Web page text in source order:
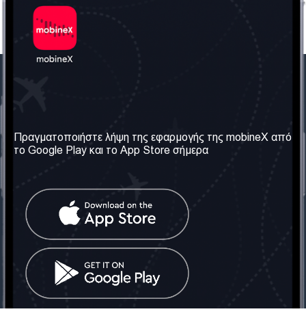
Σχετικά με εμάς
Οι Υπηρεσίες μας
Όροι & Προϋποθέσεις
Πολιτική Απορρήτου
Επικοινωνήστε μαζί μας
Ηνωμένο Βασίλειο: Λονδίνο
Τηλ: +442030340050
info@mobinex.com
Επικοινωνήστε μαζί μας
Κοινωνικά Δίκτυα
Πραγματοποιήστε λήψη της εφαρμογής της mobineX από
το Google Play και το App Store σήμερα